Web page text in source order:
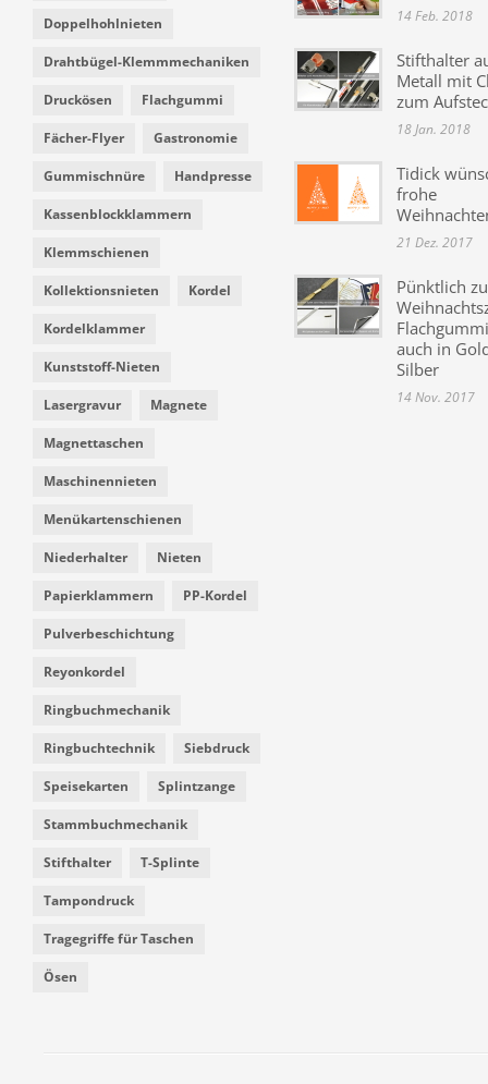
Doppelhohlnieten
Drahtbügel-Klemmmechaniken
Druckösen Flachgummi
Fächer-Flyer Gastronomie
Gummischnüre Handpresse
Kassenblockklammern
Klemmschienen
Kollektionsnieten Kordel
Kordelklammer
Kunststoff-Nieten
Lasergravur Magnete
Magnettaschen
Maschinennieten
Menükartenschienen
Niederhalter Nieten
Papierklammern PP-Kordel
Pulverbeschichtung
Reyonkordel
Ringbuchmechanik
Ringbuchtechnik Siebdruck
Speisekarten Splintzange
Stammbuchmechanik
Stifthalter T-Splinte
Tampondruck
Tragegriffe für Taschen
Ösen
14 Feb. 2018
Stifthalter
Metall mit
zum
18 Jan. 2018
Tidick
frohe
21 Dez. 2017
Pünktlich
auch in
Silber
14 Nov. 2017